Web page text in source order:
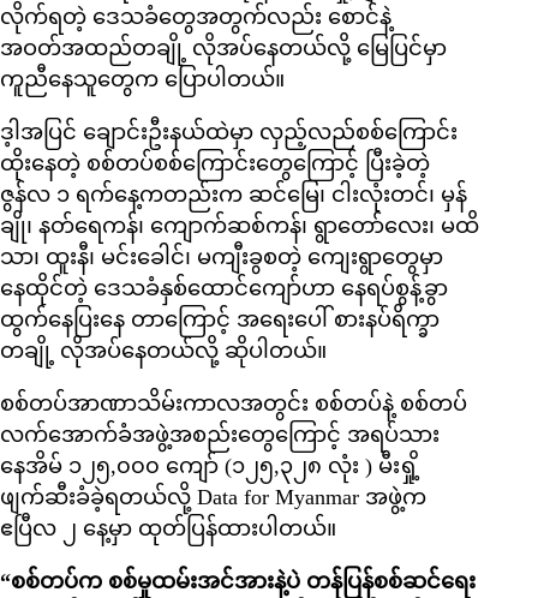
လိုက်ရတဲ့ ဒေသခံတွေအတွက်လည်း စောင်နဲ့
အဝတ်အထည်တချို့ လိုအပ်နေတယ်လို့ မြေပြင်မှာ
ကူညီနေသူတွေက ပြောပါတယ်။
ဒ့ါအပြင် ချောင်းဦးနယ်ထဲမှာ လှည့်လည်စစ်ကြောင်း
ထိုးနေတဲ့ စစ်တပ်စစ်ကြောင်းတွေကြောင့် ပြီးခဲ့တဲ့
ဇွန်လ ၁ ရက်နေ့ကတည်းက ဆင်မြေ၊ ငါးလုံးတင်၊ မှန်
ချို၊ နတ်ရေကန်၊ ကျောက်ဆစ်ကန်၊ ရွာတော်လေး၊ မထိ
သာ၊ ထူးနီ၊ မင်းခေါင်၊ မကျီးခွစတဲ့ ကျေးရွာတွေမှာ
နေထိုင်တဲ့ ဒေသခံနှစ်ထောင်ကျော်ဟာ နေရပ်စွန့်ခွာ
ထွက်နေပြးနေ တာကြောင့် အရေးပေါ် စားနပ်ရိက္ခာ
တချို့ လိုအပ်နေတယ်လို့ ဆိုပါတယ်။
စစ်တပ်အာဏာသိမ်းကာလအတွင်း စစ်တပ်နဲ့ စစ်တပ်
လက်အောက်ခံအဖွဲ့အစည်းတွေကြောင့် အရပ်သား
နေအိမ် ၁၂၅,၀၀၀ ကျော် (၁၂၅,၃၂၈ လုံး ) မီးရှို့
ဖျက်ဆီးခံခဲ့ရတယ်လို့ Data for Myanmar အဖွဲ့က
ဧပြီလ ၂ နေ့မှာ ထုတ်ပြန်ထားပါတယ်။
“စစ်တပ်က စစ်မှုထမ်းအင်အားနဲ့ပဲ တန်ပြန်စစ်ဆင်ရေး